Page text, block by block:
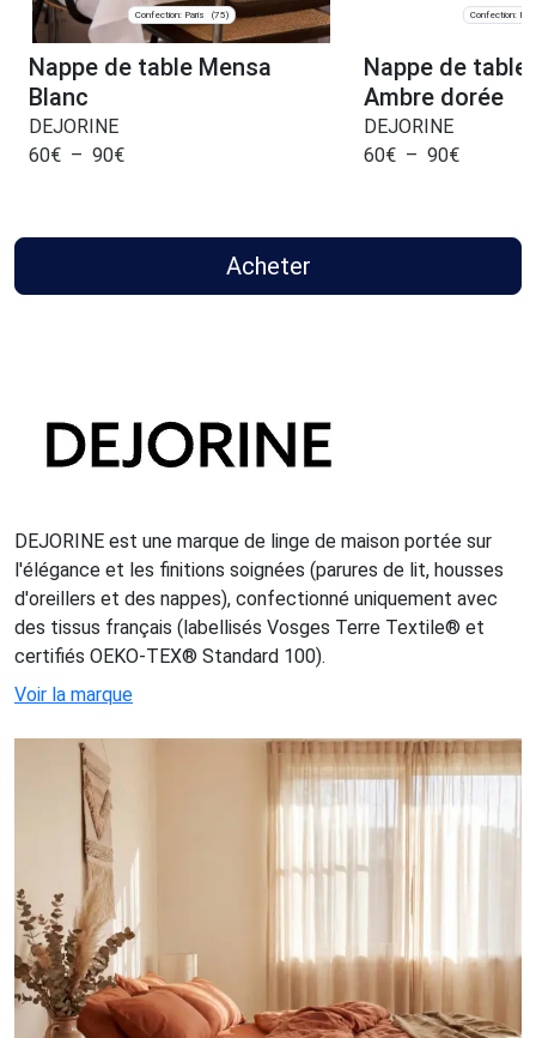
Confection: Paris (75)
Nappe de table Mensa
Blanc
DEJORINE
60€ – 90€
Confection:
Nappe de table
Ambre dorée
DEJORINE
60€ – 90€
Acheter
DEJORINE est une marque de linge de maison portée sur
l'élégance et les finitions soignées (parures de lit, housses
d'oreillers et des nappes), confectionné uniquement avec
des tissus français (labellisés Vosges Terre Textile® et
certifiés OEKO-TEX® Standard 100).
Voir la marque